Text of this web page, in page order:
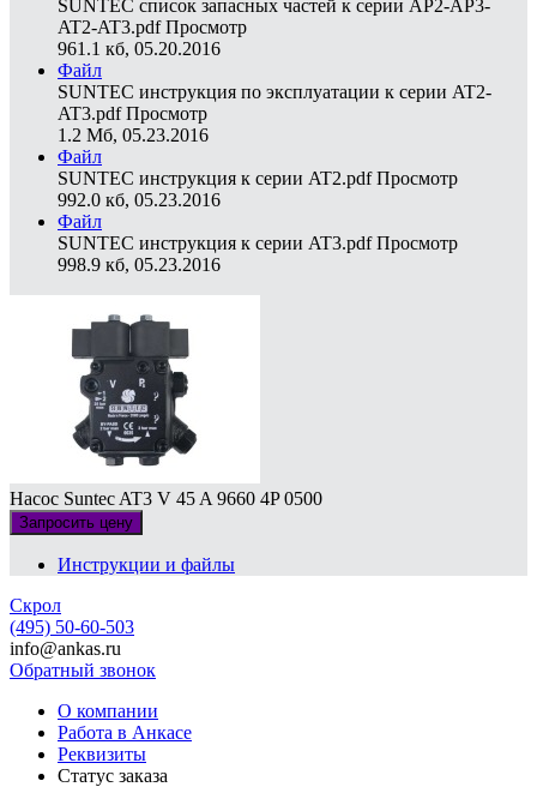
SUNTEC список запасных частей к серии AP2-AP3-
AT2-AT3.pdf Просмотр
961.1 кб, 05.20.2016
Файл
SUNTEC инструкция по эксплуатации к серии AT2-
AT3.pdf Просмотр
1.2 Мб, 05.23.2016
Файл
SUNTEC инструкция к серии AT2.pdf Просмотр
992.0 кб, 05.23.2016
Файл
SUNTEC инструкция к серии AT3.pdf Просмотр
998.9 кб, 05.23.2016
Насос Suntec AT3 V 45 A 9660 4P 0500
Запросить цену
Инструкции и файлы
Скрол
(495) 50-60-503
info@ankas.ru
Обратный звонок
О компании
Работа в Анкасе
Реквизиты
Статус заказа